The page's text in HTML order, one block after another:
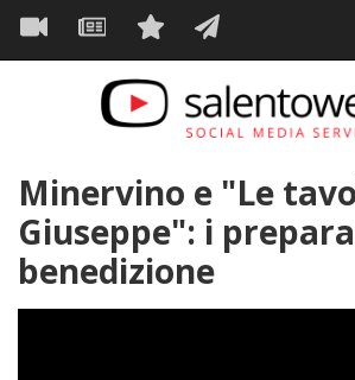
Salta
contenuto
Navigazione
principale
Minervino e "Le
Giuseppe": i
benedizione